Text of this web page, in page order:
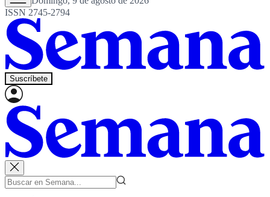
ISSN 2745-2794
Suscríbete